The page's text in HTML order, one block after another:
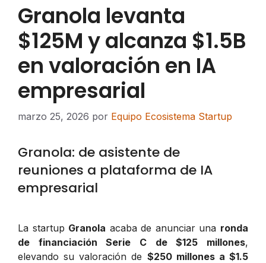
Granola levanta
$125M y alcanza $1.5B
en valoración en IA
empresarial
marzo 25, 2026 por Equipo Ecosistema Startup
Granola: de asistente de
reuniones a plataforma de IA
empresarial
La startup Granola acaba de anunciar una ronda
de financiación Serie C de $125 millones,
elevando su valoración de $250 millones a $1.5